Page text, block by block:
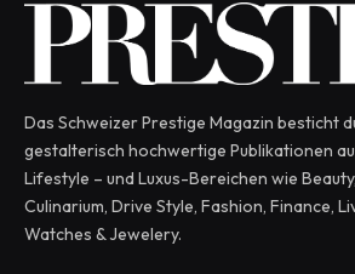
Das Schweizer Prestige Magazin besticht
gestalterisch hochwertige Publikationen
Lifestyle – und Luxus-Bereichen wie
Culinarium, Drive Style, Fashion, Finance,
Watches & Jewelery.